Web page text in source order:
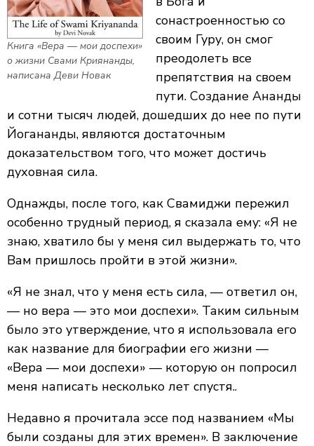
Книга «Вера — мои доспехи»
о жизни Свами Криянанды,
написана Деви Новак
сонастроенностью со
своим Гуру, он смог
преодолеть все
препятствия на своем
пути. Создание Ананды
и сотни тысяч людей, дошедших до нее по пути
Йогананды, являются достаточным
доказательством того, что может достичь
духовная сила.
Однажды, после того, как Свамиджи пережил
особенно трудный период, я сказала ему: «Я не
знаю, хватило бы у меня сил выдержать то, что
Вам пришлось пройти в этой жизни».
«Я не знал, что у меня есть сила, — ответил он,
— но вера — это мои доспехи». Таким сильным
было это утверждение, что я использовала его
как название для биографии его жизни —
«Вера — мои доспехи» — которую он попросил
меня написать несколько лет спустя..
Недавно я прочитала эссе под названием «Мы
были созданы для этих времен». В заключение